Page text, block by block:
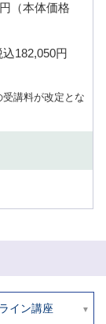
（本体価格
182,050円
講料が改定とな
イン講座